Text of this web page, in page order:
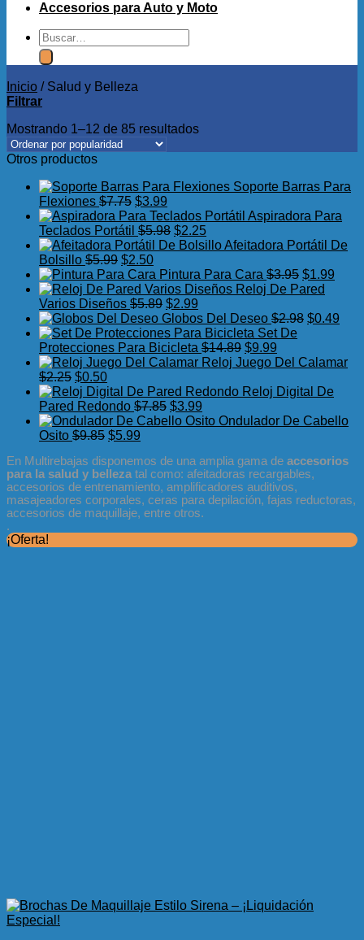
Accesorios para Auto y Moto
Buscar
por:
Inicio /Salud y Belleza
Filtrar
Mostrando 1–12 de 85 resultados
Otros productos
Soporte Barras Para
Flexiones $7.75 El
precio
original
era:
$7.75.
$3.99
precio
actual
es:
Aspiradora Para
Teclados Portátil $5.98 El
precio
era:
$5.98.
$2.25El
precio
es:
$2.25.
Afeitadora Portátil De
Bolsillo $5.99 El
precio
original
era:
$5.99.
$2.50El
precio
actual
es:
$2.50.
Pintura Para Cara $3.95 El
precio
era:
$1.99
es:
Reloj De Pared
Varios Diseños $5.89 El
precio
original
era:
$5.89.
$2.99
precio
actual
es:
$2.99.
Globos Del Deseo $2.98 El
era:
$0.49
es:
Set De
Protecciones Para Bicicleta $14.89 El
precio
era:
$9.99
precio
es:
Reloj Juego Del Calamar
$2.25 El
precio
original
era:
$2.25.
$0.50El
precio
actual
es:
$0.50.
Reloj Digital De
Pared Redondo $7.85 El
precio
$7.85.
$3.99
precio
$3.99.
Ondulador De Cabello
Osito $9.85 El
original
era:
$9.85.
$5.99
actual
es:
$5.99.
En Multirebajas disponemos de una amplia gama de accesorios
para la salud y belleza tal como: afeitadoras recargables,
accesorios de entrenamiento, amplificadores auditivos,
masajeadores corporales, ceras para depilación, fajas reductoras,
accesorios de maquillaje, entre otros.
.
¡Oferta!